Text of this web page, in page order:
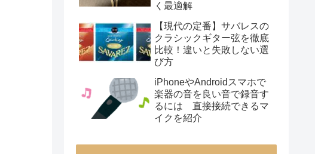
く最適解
【現代の定番】サバレスの
クラシックギター弦を徹底
比較！違いと失敗しない選
び方
iPhoneやAndroidスマホで
楽器の音を良い音で録音す
るには 直接接続できるマ
イクを紹介